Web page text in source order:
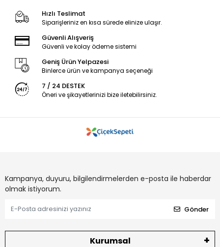
Hızlı Teslimat
Siparişleriniz en kısa sürede elinize ulaşır.
Güvenli Alışveriş
Güvenli ve kolay ödeme sistemi
Geniş Ürün Yelpazesi
Binlerce ürün ve kampanya seçeneği
7 / 24 DESTEK
Öneri ve şikayetlerinizi bize iletebilirsiniz.
Kampanya, duyuru, bilgilendirmelerden e-posta ile haberdar
olmak istiyorum.
Gönder
Kurumsal